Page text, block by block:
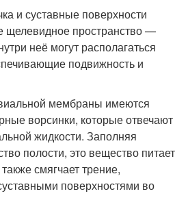
и суставные поверхности
щелевидное пространство —
неё могут располагаться
подвижность и
мембраны имеются
ворсинки, которые отвечают
жидкости. Заполняя
полости, это вещество питает
смягчает трение,
поверхностями во